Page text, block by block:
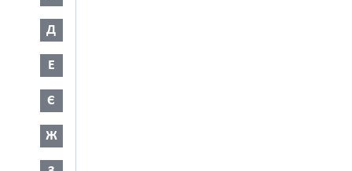
Д
Е
Є
Ж